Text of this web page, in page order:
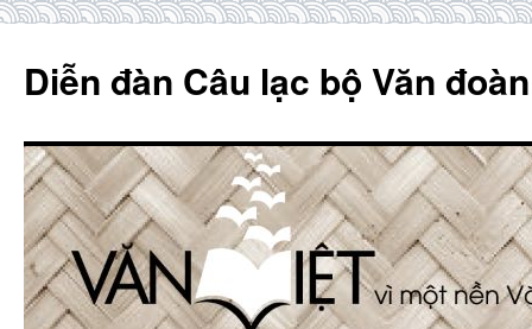
content
Diễn đàn Câu lạc bộ Văn